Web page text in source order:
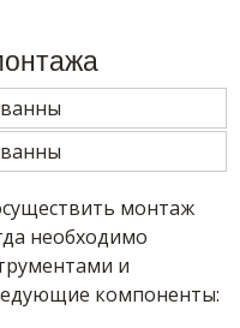
монтаж
необходимо
и
компоненты: